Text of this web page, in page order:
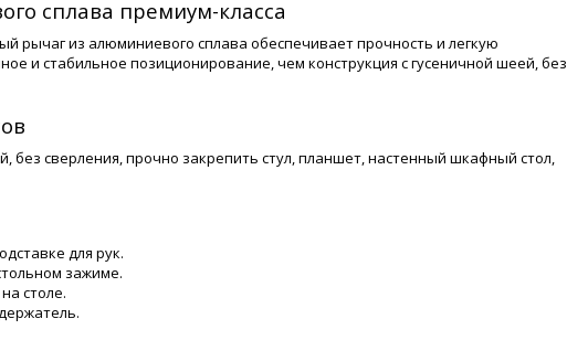
сплава премиум-класса
рычаг из алюминиевого сплава обеспечивает прочность и легкую
и стабильное позиционирование, чем конструкция с гусеничной шеей, без
без сверления, прочно закрепить стул, планшет, настенный шкафный стол,
для рук.
зажиме.
столе.